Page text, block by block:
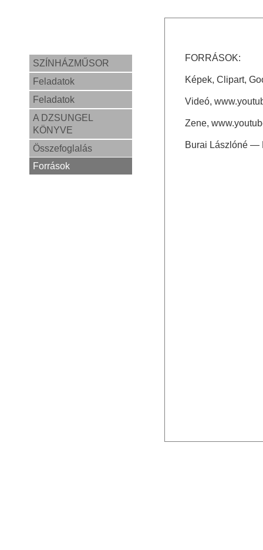
SZÍNHÁZMŰSOR
Feladatok
Feladatok
A DZSUNGEL
KÖNYVE
Összefoglalás
Források
FORRÁSOK:
Képek, Clipart,
Videó,
Zene,
Burai Lászlóné —